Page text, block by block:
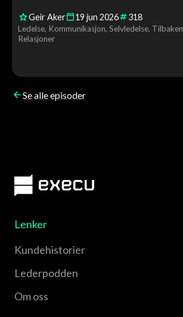
praktisk samtale om kommunikasjon,
ledelse i hverdagen.
Geir Aker 19 jun 2026 318
Ledelse Kommunikasjon Selvledelse
Relasjoner
Se alle episoder
Lenker
Kundehistorier
Lederpodden
Om oss